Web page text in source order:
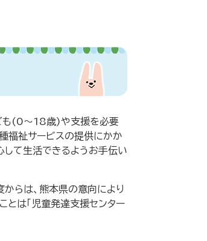
も(0～18歳)や支援を必要
福祉サービスの提供にかか
して生活できるようお手伝い
らは、熊本県の意向により
とは「児童発達支援センター